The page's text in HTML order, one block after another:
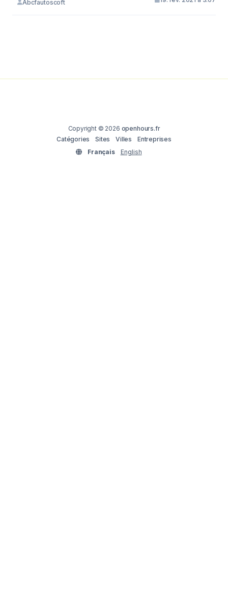
Abcfautoscoft
Copyright © 2026 openhours.fr
Catégories
Sites Villes
Entreprises
Français
English